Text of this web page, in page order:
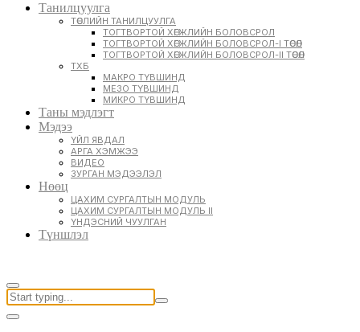
Танилцуулга
ТӨСЛИЙН ТАНИЛЦУУЛГА
ТОГТВОРТОЙ ХӨГЖЛИЙН БОЛОВСРОЛ
ТОГТВОРТОЙ ХӨГЖЛИЙН БОЛОВСРОЛ-I ТӨСӨЛ
ТОГТВОРТОЙ ХӨГЖЛИЙН БОЛОВСРОЛ-II ТӨСӨЛ
ТХБ
МАКРО ТҮВШИНД
МЕЗО ТҮВШИНД
МИКРО ТҮВШИНД
Таны мэдлэгт
Мэдээ
ҮЙЛ ЯВДАЛ
АРГА ХЭМЖЭЭ
ВИДЕО
ЗУРГАН МЭДЭЭЛЭЛ
Нөөц
ЦАХИМ СУРГАЛТЫН МОДУЛЬ
ЦАХИМ СУРГАЛТЫН МОДУЛЬ II
ҮНДЭСНИЙ ЧУУЛГАН
Түншлэл